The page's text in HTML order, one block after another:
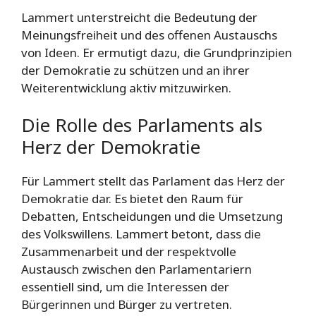
Lammert unterstreicht die Bedeutung der
Meinungsfreiheit und des offenen Austauschs
von Ideen. Er ermutigt dazu, die Grundprinzipien
der Demokratie zu schützen und an ihrer
Weiterentwicklung aktiv mitzuwirken.
Die Rolle des Parlaments als
Herz der Demokratie
Für Lammert stellt das Parlament das Herz der
Demokratie dar. Es bietet den Raum für
Debatten, Entscheidungen und die Umsetzung
des Volkswillens. Lammert betont, dass die
Zusammenarbeit und der respektvolle
Austausch zwischen den Parlamentariern
essentiell sind, um die Interessen der
Bürgerinnen und Bürger zu vertreten.